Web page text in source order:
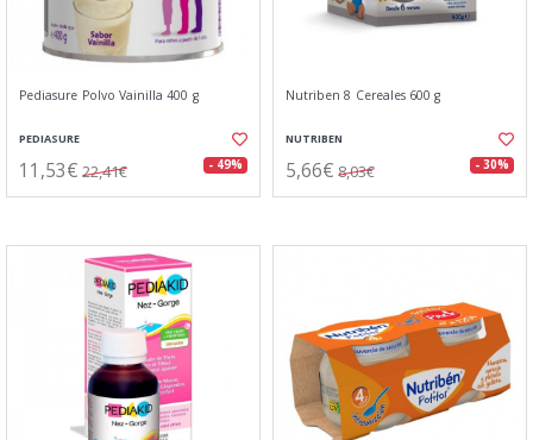
Pediasure Polvo Vainilla 400 g
PEDIASURE
11,53€ 22,41€ - 49%
Nutriben 8 Cereales 600 g
NUTRIBEN
5,66€ 8,03€ - 30%